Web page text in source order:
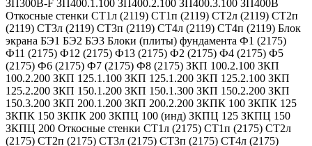
ЗП300В-F ЗП400.1.100 ЗП400.2.100 ЗП400.3.100 ЗП400В
Откосные стенки СТ1л (2119) СТ1п (2119) СТ2л (2119) СТ2п
(2119) СТ3л (2119) СТ3п (2119) СТ4л (2119) СТ4п (2119) Блок
экрана БЭ1 БЭ2 БЭ3 Блоки (плиты) фундамента Ф1 (2175)
Ф11 (2175) Ф12 (2175) Ф13 (2175) Ф2 (2175) Ф4 (2175) Ф5
(2175) Ф6 (2175) Ф7 (2175) Ф8 (2175) ЗКП 100.2.100 ЗКП
100.2.200 ЗКП 125.1.100 ЗКП 125.1.200 ЗКП 125.2.100 ЗКП
125.2.200 ЗКП 150.1.200 ЗКП 150.1.300 ЗКП 150.2.200 ЗКП
150.3.200 ЗКП 200.1.200 ЗКП 200.2.200 ЗКПК 100 ЗКПК 125
ЗКПК 150 ЗКПК 200 ЗКПЦ 100 (инд) ЗКПЦ 125 ЗКПЦ 150
ЗКПЦ 200 Откосные стенки СТ1л (2175) СТ1п (2175) СТ2л
(2175) СТ2п (2175) СТ3л (2175) СТ3п (2175) СТ4л (2175)